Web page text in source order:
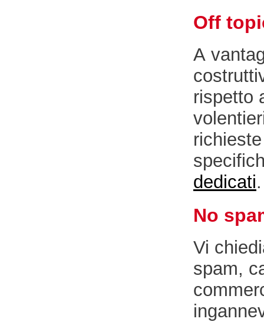
Off
A
rispetto
dedicati.
No
Vi
spam,